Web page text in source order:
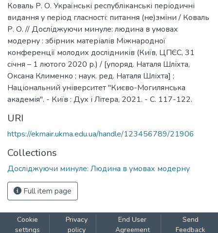
Коваль Р. О. Українські республіканські періодичні
видання у період гласності: питання (не)зміни / Коваль
Р. О. // Досліджуючи минуле: людина в умовах
модерну : збірник матеріалів Міжнародної
конференції молодих дослідників (Київ, ЦПЄС, 31
січня – 1 лютого 2020 р.) / [упоряд. Наталя Шліхта,
Оксана Клименко ; наук. ред. Наталя Шліхта] ;
Національний університет "Києво-Могилянська
академія". - Київ : Дух і Літера, 2021. - С. 117-122.
URI
https://ekmair.ukma.edu.ua/handle/123456789/21906
Collections
Досліджуючи минуле: Людина в умовах модерну
Full item page
Cookie
settings
Privacy
policy
End User
Agreement
Send
Feedback